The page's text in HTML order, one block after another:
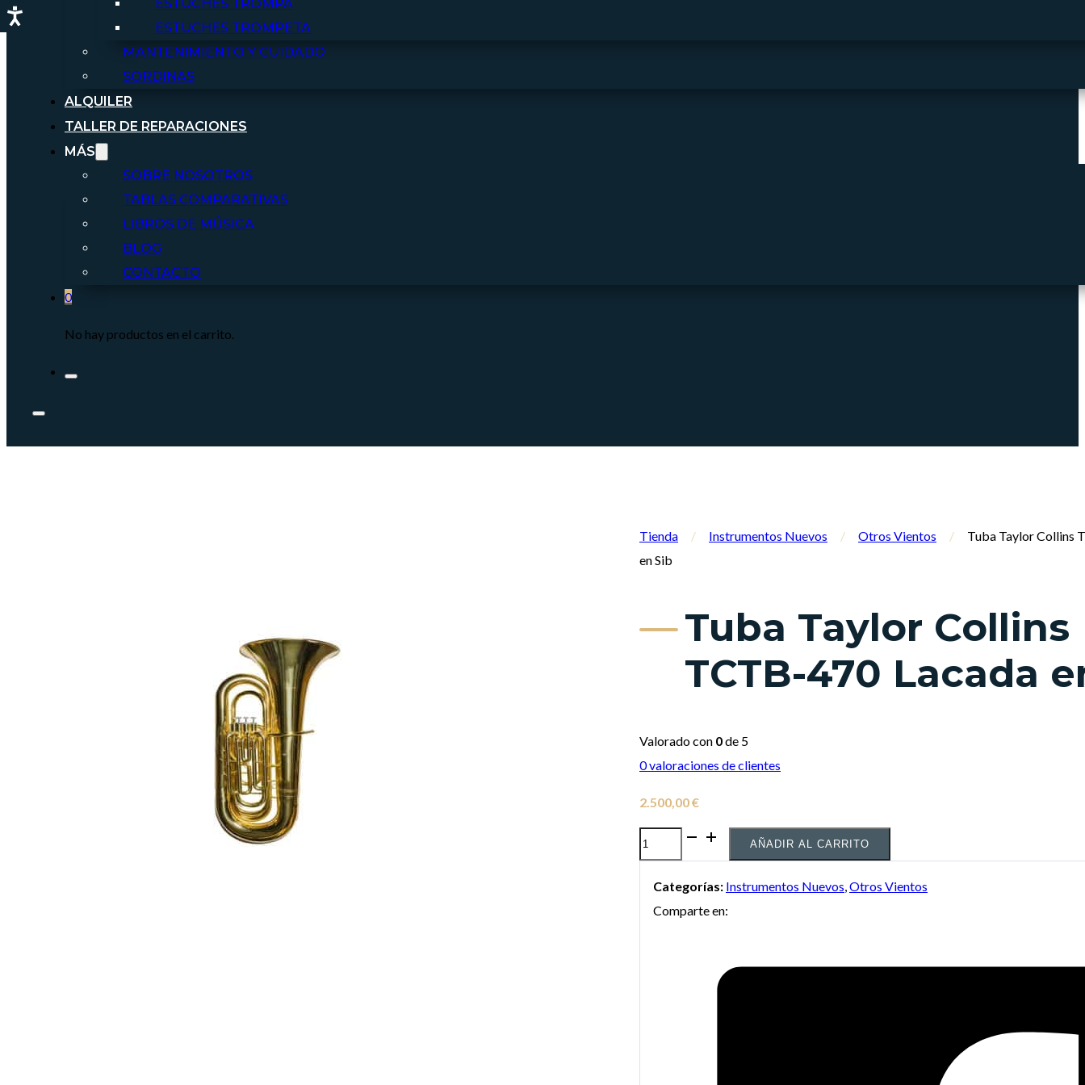
ESTUCHES TROMPA
ESTUCHES TROMPETA
MANTENIMIENTO Y CUIDADO
SORDINAS
ALQUILER
TALLER DE REPARACIONES
MÁS
SOBRE NOSOTROS
TABLAS COMPARATIVAS
LIBROS DE MÚSICA
BLOG
CONTACTO
0
No hay productos en el carrito.
Tienda / Instrumentos Nuevos / Otros Vientos /
Tuba Taylor Collins
en Sib
Tuba Taylor Collins
TCTB-470 Lacada
Valorado con 0de 5
0valoraciones de clientes
2.500,00€
Tuba
Taylor
Collins
TCTB-
AÑADIR AL CARRITO
Categorías: Instrumentos Nuevos Otros Vientos
Comparte en: